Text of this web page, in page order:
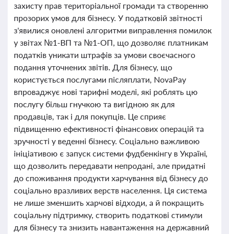
захисту прав територіальної громади та створенню
прозорих умов для бізнесу. У податковій звітності
з'явилися оновлені алгоритми виправлення помилок
у звітах №1-ВП та №1-ОП, що дозволяє платникам
податків уникати штрафів за умови своєчасного
подання уточнених звітів. Для бізнесу, що
користується послугами післяплати, NovaPay
впроваджує нові тарифні моделі, які роблять цю
послугу більш гнучкою та вигідною як для
продавців, так і для покупців. Це сприяє
підвищенню ефективності фінансових операцій та
зручності у веденні бізнесу. Соціально важливою
ініціативою є запуск системи фудбенкінгу в Україні,
що дозволить передавати непродані, але придатні
до споживання продукти харчування від бізнесу до
соціально вразливих верств населення. Ця система
не лише зменшить харчові відходи, а й покращить
соціальну підтримку, створить податкові стимули
для бізнесу та знизить навантаження на державний